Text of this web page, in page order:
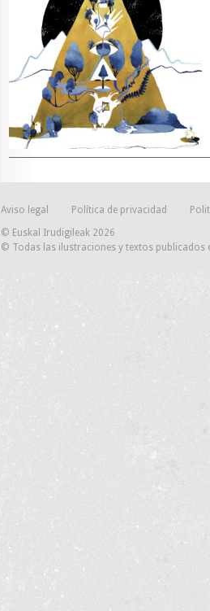
Aviso legal Política de privacidad
© Euskal Irudigileak 2026
© Todas las ilustraciones y textos publicados